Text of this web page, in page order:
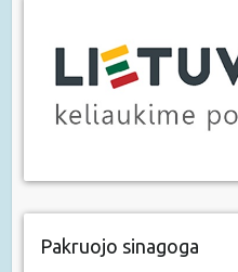
Pakruojo sinagoga